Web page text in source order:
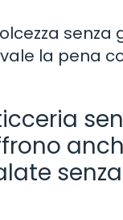
senza
la pena
senza